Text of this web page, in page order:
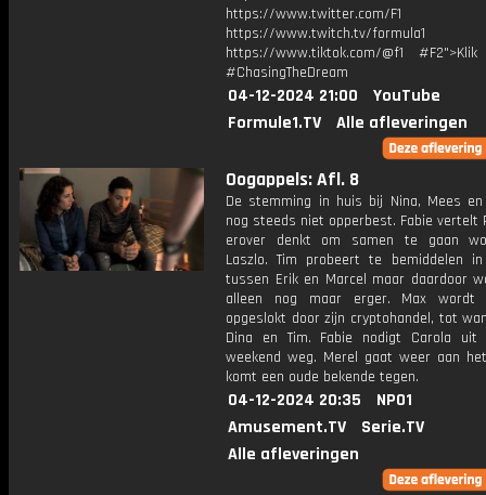
https://www.twitter.com/F1
https://www.twitch.tv/formula1
https://www.tiktok.com/@f1
#ChasingTheDream
04-12-2024 21:00
YouTube
Formule1.TV
Alle afleveringen
Oogappels: Afl. 8
De stemming in huis bij Nina, Mees
nog steeds niet opperbest. Fabie vertelt
erover denkt om samen te gaan
Laszlo. Tim probeert te bemiddelen
tussen Erik en Marcel maar daardoor
alleen nog maar erger. Max wordt
opgeslokt door zijn cryptohandel, tot
Dina en Tim. Fabie nodigt Carola uit
weekend weg. Merel gaat weer aan
komt een oude bekende tegen.
04-12-2024 20:35
NPO1
Amusement.TV
Serie.TV
Alle afleveringen